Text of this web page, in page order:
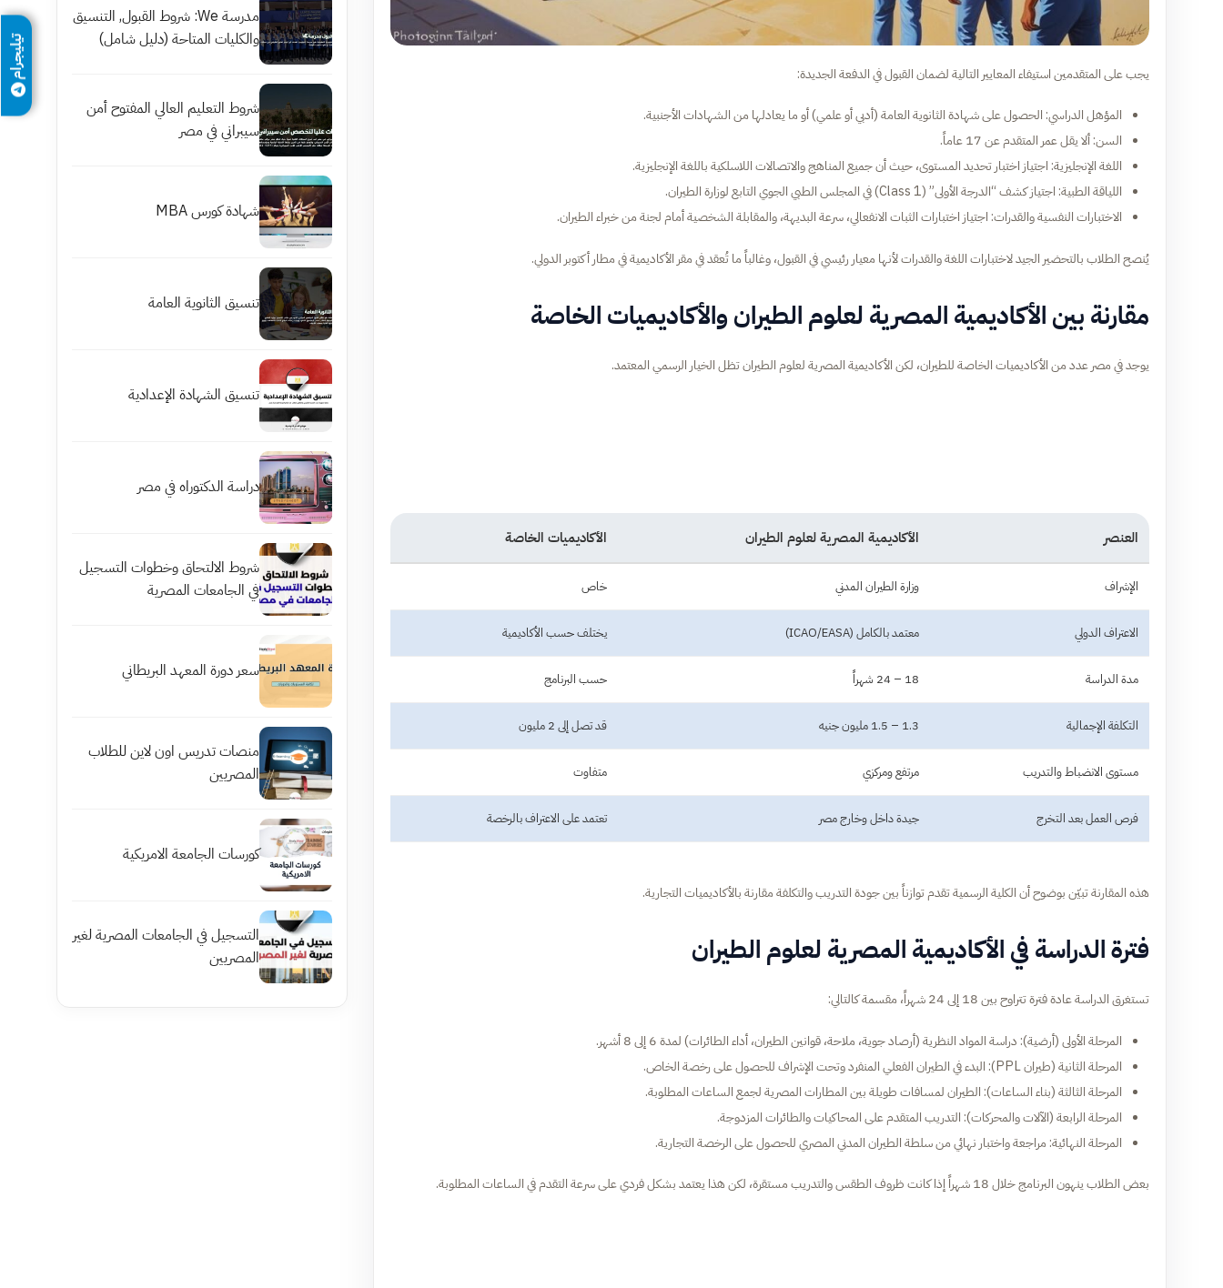
يجب على المتقدمين استيفاء المعايير التالية لضمان القبول في الدفعة الجديدة:
المؤهل الدراسي: الحصول على شهادة الثانوية العامة (أدبي أو علمي) أو ما يعادلها من الشهادات الأجنبية.
السن: ألا يقل عمر المتقدم عن 17 عاماً.
اللغة الإنجليزية: اجتياز اختبار تحديد المستوى، حيث أن جميع المناهج والاتصالات اللاسلكية باللغة الإنجليزية.
اللياقة الطبية: اجتياز كشف “الدرجة الأولى” (Class 1) في المجلس الطبي الجوي التابع لوزارة الطيران.
الاختبارات النفسية والقدرات: اجتياز اختبارات الثبات الانفعالي، سرعة البديهة، والمقابلة الشخصية أمام لجنة من خبراء الطيران.
يُنصح الطلاب بالتحضير الجيد لاختبارات اللغة والقدرات لأنها معيار رئيسي في القبول، وغالباً ما تُعقد في مقر الأكاديمية في مطار أكتوبر الدولي.
مقارنة بين الأكاديمية المصرية لعلوم الطيران والأكاديميات الخاصة
يوجد في مصر عدد من الأكاديميات الخاصة للطيران، لكن الأكاديمية المصرية لعلوم الطيران تظل الخيار الرسمي المعتمد.
العنصر الأكاديمية المصرية لعلوم الطيران الأكاديميات الخاصة
الإشراف وزارة الطيران المدني خاص
الاعتراف الدولي معتمد بالكامل (ICAO/EASA) يختلف حسب الأكاديمية
مدة الدراسة 18 – 24 شهراً حسب البرنامج
التكلفة الإجمالية 1.3 – 1.5 مليون جنيه قد تصل إلى 2 مليون
مستوى الانضباط والتدريب مرتفع ومركزي متفاوت
فرص العمل بعد التخرج جيدة داخل وخارج مصر تعتمد على الاعتراف بالرخصة
هذه المقارنة تبيّن بوضوح أن الكلية الرسمية تقدم توازناً بين جودة التدريب والتكلفة مقارنة بالأكاديميات التجارية.
فترة الدراسة في الأكاديمية المصرية لعلوم الطيران
تستغرق الدراسة عادة فترة تتراوح بين 18 إلى 24 شهراً، مقسمة كالتالي:
المرحلة الأولى (أرضية): دراسة المواد النظرية (أرصاد جوية، ملاحة، قوانين الطيران، أداء الطائرات) لمدة 6 إلى 8 أشهر.
المرحلة الثانية (طيران PPL): البدء في الطيران الفعلي المنفرد وتحت الإشراف للحصول على رخصة الخاص.
المرحلة الثالثة (بناء الساعات): الطيران لمسافات طويلة بين المطارات المصرية لجمع الساعات المطلوبة.
المرحلة الرابعة (الآلات والمحركات): التدريب المتقدم على المحاكيات والطائرات المزدوجة.
المرحلة النهائية: مراجعة واختبار نهائي من سلطة الطيران المدني المصري للحصول على الرخصة التجارية.
بعض الطلاب ينهون البرنامج خلال 18 شهراً إذا كانت ظروف الطقس والتدريب مستقرة، لكن هذا يعتمد بشكل فردي على سرعة التقدم في الساعات المطلوبة.
مدرسة We: شروط القبول, التنسيق
والكليات المتاحة (دليل شامل)
شروط التعليم العالي المفتوح أمن
سيبراني في مصر
شهادة كورس MBA
تنسيق الثانوية العامة
تنسيق الشهادة الإعدادية
دراسة الدكتوراه في مصر
شروط الالتحاق وخطوات التسجيل
في الجامعات المصرية
سعر دورة المعهد البريطاني
منصات تدريس اون لاين للطلاب
المصريين
كورسات الجامعة الامريكية
التسجيل في الجامعات المصرية لغير
المصريين
تيليجرام